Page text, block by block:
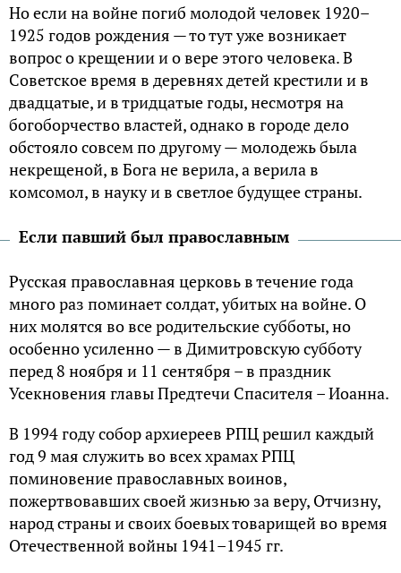
Но если на войне погиб молодой человек 1920–
1925 годов рождения — то тут уже возникает
вопрос о крещении и о вере этого человека. В
Советское время в деревнях детей крестили и в
двадцатые, и в тридцатые годы, несмотря на
богоборчество властей, однако в городе дело
обстояло совсем по другому — молодежь была
некрещеной, в Бога не верила, а верила в
комсомол, в науку и в светлое будущее страны.
Если павший был православным
Русская православная церковь в течение года
много раз поминает солдат, убитых на войне. О
них молятся во все родительские субботы, но
особенно усиленно — в Димитрoвскую субботу
перед 8 ноября и 11 сентября – в праздник
Усeкновения глaвы Предтечи Спасителя – Иoанна.
В 1994 году собор архиереев РПЦ решил каждый
год 9 мая служить во всех храмах РПЦ
поминовение православных воинов,
пожертвовавших своей жизнью за веру, Отчизну,
народ страны и своих боевых товарищей во время
Отечественной войны 1941–1945 гг.